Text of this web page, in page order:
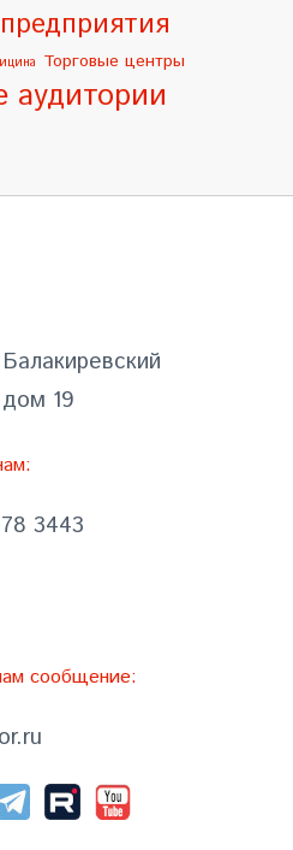
Торговые центры
аудитории
19
3443
сообщение: